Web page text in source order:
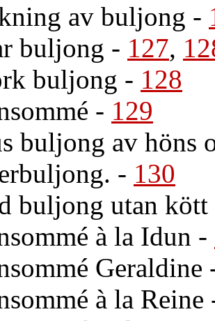
av buljong -
buljong - 127,
buljong - 128
- 129
buljong av höns
- 130
buljong utan kött
à la Idun -
Geraldine
à la Reine